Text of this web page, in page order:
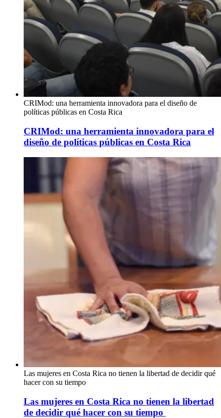
CRIMod: una herramienta innovadora para el diseño de
políticas públicas en Costa Rica
CRIMod: una herramienta innovadora para el
diseño de políticas públicas en Costa Rica
Las mujeres en Costa Rica no tienen la libertad de decidir qué
hacer con su tiempo
Las mujeres en Costa Rica no tienen la libertad
de decidir qué hacer con su tiempo